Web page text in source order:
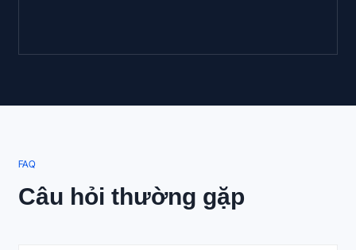
FAQ
Câu hỏi thường gặp